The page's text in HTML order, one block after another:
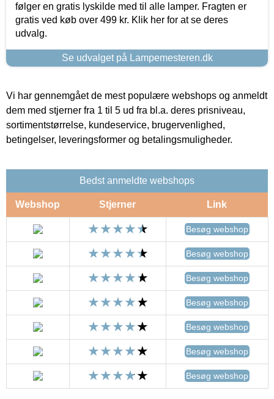
følger en gratis lyskilde med til alle lamper. Fragten er
gratis ved køb over 499 kr. Klik her for at se deres
udvalg.
Se udvalget på Lampemesteren.dk
Vi har gennemgået de mest populære webshops og anmeldt
dem med stjerner fra 1 til 5 ud fra bl.a. deres prisniveau,
sortimentstørrelse, kundeservice, brugervenlighed,
betingelser, leveringsformer og betalingsmuligheder.
Bedst anmeldte webshops
Webshop Stjerner Link
Besøg webshop
Besøg webshop
Besøg webshop
Besøg webshop
Besøg webshop
Besøg webshop
Besøg webshop